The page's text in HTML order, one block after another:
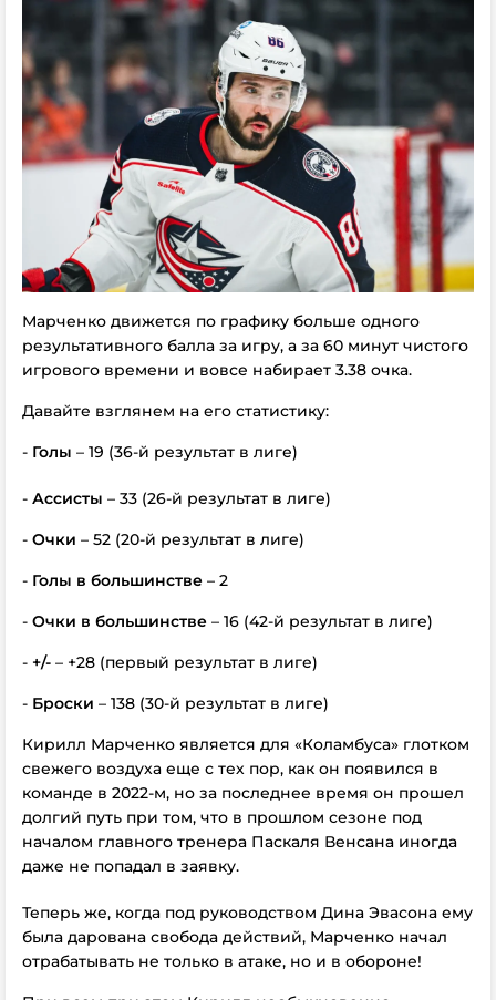
Марченко движется по графику больше одного
результативного балла за игру, а за 60 минут чистого
игрового времени и вовсе набирает 3.38 очка.
Давайте взглянем на его статистику:
- Голы – 19 (36-й результат в лиге)
- Ассисты – 33 (26-й результат в лиге)
- Очки – 52 (20-й результат в лиге)
- Голы в большинстве – 2
- Очки в большинстве – 16 (42-й результат в лиге)
- +/- – +28 (первый результат в лиге)
- Броски – 138 (30-й результат в лиге)
Кирилл Марченко является для «Коламбуса» глотком
свежего воздуха еще с тех пор, как он появился в
команде в 2022-м, но за последнее время он прошел
долгий путь при том, что в прошлом сезоне под
началом главного тренера Паскаля Венсана иногда
даже не попадал в заявку.
Теперь же, когда под руководством Дина Эвасона ему
была дарована свобода действий, Марченко начал
отрабатывать не только в атаке, но и в обороне!